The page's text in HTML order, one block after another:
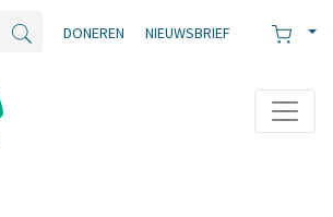
DONEREN NIEUWSBRIEF